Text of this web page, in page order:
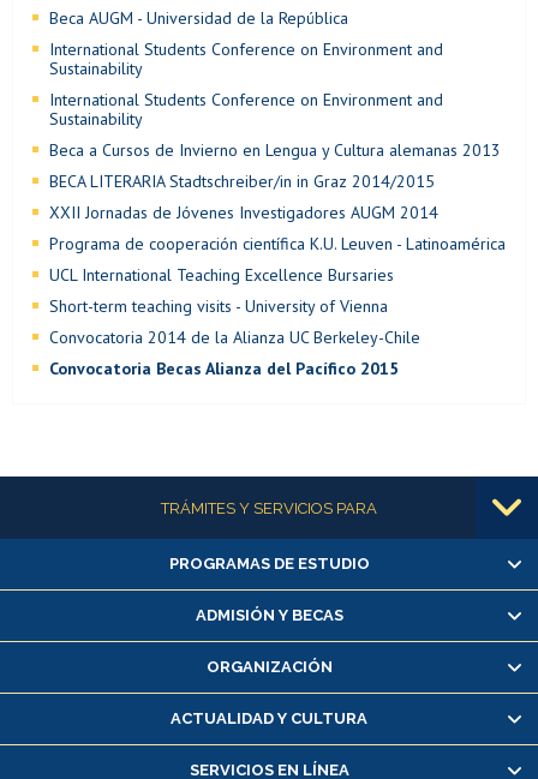
Beca AUGM - Universidad de la República
International Students Conference on Environment and
Sustainability
International Students Conference on Environment and
Sustainability
Beca a Cursos de Invierno en Lengua y Cultura alemanas 2013
BECA LITERARIA Stadtschreiber/in in Graz 2014/2015
XXII Jornadas de Jóvenes Investigadores AUGM 2014
Programa de cooperación científica K.U. Leuven - Latinoamérica
UCL International Teaching Excellence Bursaries
Short-term teaching visits - University of Vienna
Convocatoria 2014 de la Alianza UC Berkeley-Chile
Convocatoria Becas Alianza del Pacífico 2015
Más informaciónTRÁMITES Y SERVICIOS PARA
Alumnas/os y exalumnas/os
Matrícula en línea
Inscripción y cambio de asignaturas
Consulta y certificado de notas
Servicio médico y dental
Pago de arancel y crédito alumnos
PROGRAMAS DE ESTUDIO
ADMISIÓN Y BECAS
ORGANIZACIÓN
ACTUALIDAD Y CULTURA
SERVICIOS EN LÍNEA